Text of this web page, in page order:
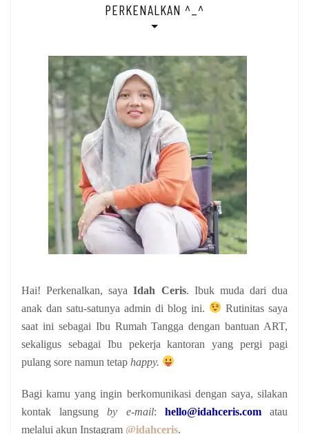
PERKENALKAN ^_^
Hai! Perkenalkan, sayaIdah Ceris. Ibuk muda dari dua
anak dan satu-satunya admin di blog ini.
Rutinitas saya
saat ini sebagai Ibu Rumah Tangga dengan bantuan ART,
sekaligus sebagai Ibu pekerja kantoran yang pergi pagi
pulang sore namun tetap happy.
Bagi kamu yang ingin berkomunikasi dengan saya, silakan
kontak langsungby e-mail: hello@idahceris.com
atau
melalui akun Instagram @idahceris.